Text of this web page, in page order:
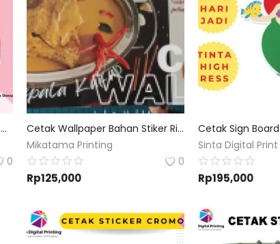
Cetak sticker one way mobil - Custom size dan Custom Desain
0
Cetak Wallpaper Bahan Stiker Ritrama Vinyl Custom
Mikatama Printing
0
Rp125,000
Sinta Digital Print
Rp195,000